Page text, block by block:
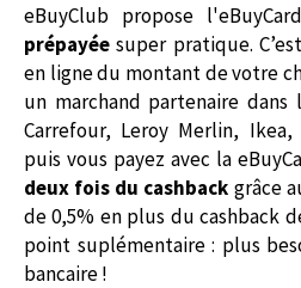
eBuyClub propose
prépayée super pratique.
en ligne du montant de votre
un marchand partenaire dans
Carrefour, Leroy Merlin,
puis vous payez avec la
deux fois du cashback grâce
de 0,5% en plus du cashback
point suplémentaire : plus
bancaire !